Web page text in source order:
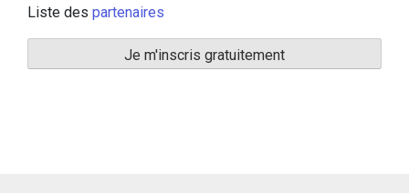
Liste des partenaires